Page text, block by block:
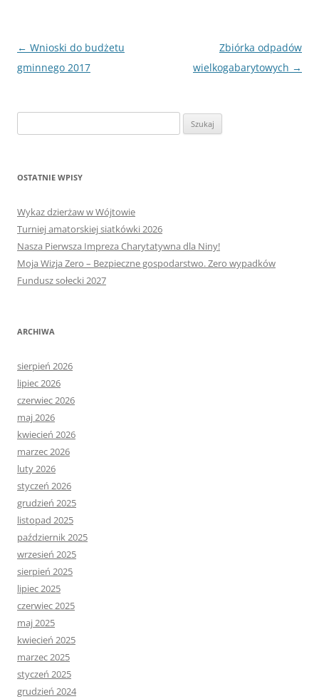
Nawigacja
wpisu
← Wnioski do budżetu
gminnego 2017
Zbiórka odpadów
wielkogabarytowych →
OSTATNIE WPISY
Wykaz dzierżaw w Wójtowie
Turniej amatorskiej siatkówki 2026
Nasza Pierwsza Impreza Charytatywna dla Niny!
Moja Wizja Zero – Bezpieczne gospodarstwo. Zero wypadków
Fundusz sołecki 2027
ARCHIWA
sierpień 2026
lipiec 2026
czerwiec 2026
maj 2026
kwiecień 2026
marzec 2026
luty 2026
styczeń 2026
grudzień 2025
listopad 2025
październik 2025
wrzesień 2025
sierpień 2025
lipiec 2025
czerwiec 2025
maj 2025
kwiecień 2025
marzec 2025
styczeń 2025
grudzień 2024